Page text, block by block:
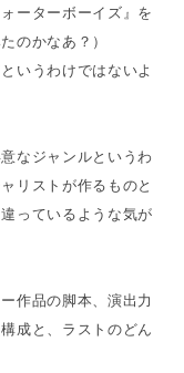
ーターボーイズ』を
のかなあ？）
いうわけではないよ
なジャンルというわ
リストが作るものと
っているような気が
作品の脚本、演出力
成と、ラストのどん